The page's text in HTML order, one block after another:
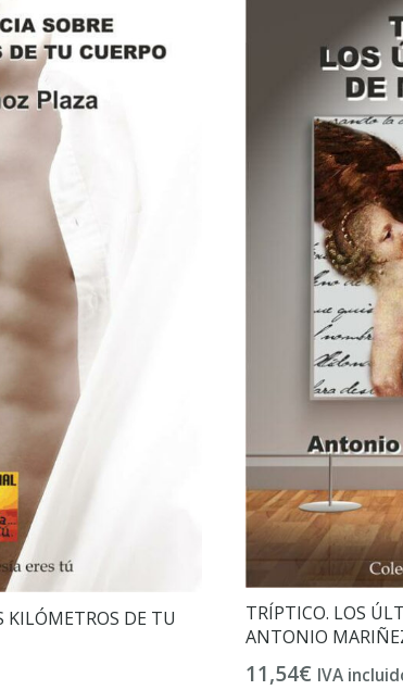
KILÓMETROS DE TU
TRÍPTICO. LOS
ANTONIO
11,54€ IVA